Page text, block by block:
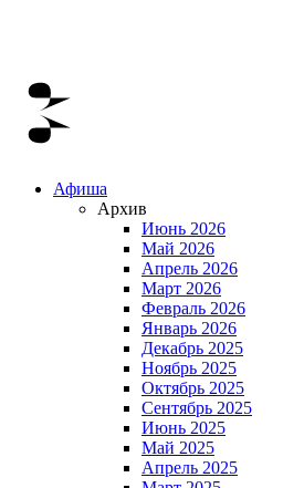
Афиша
Архив
Июнь 2026
Май 2026
Апрель 2026
Март 2026
Февраль 2026
Январь 2026
Декабрь 2025
Ноябрь 2025
Октябрь 2025
Сентябрь 2025
Июнь 2025
Май 2025
Апрель 2025